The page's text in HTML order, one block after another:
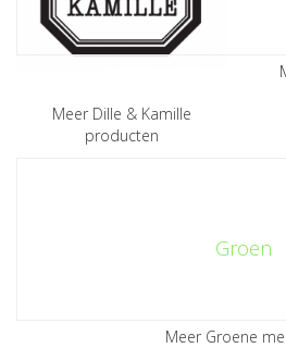
Meer Dille & Kamille
producten
Groen
Meer Groene